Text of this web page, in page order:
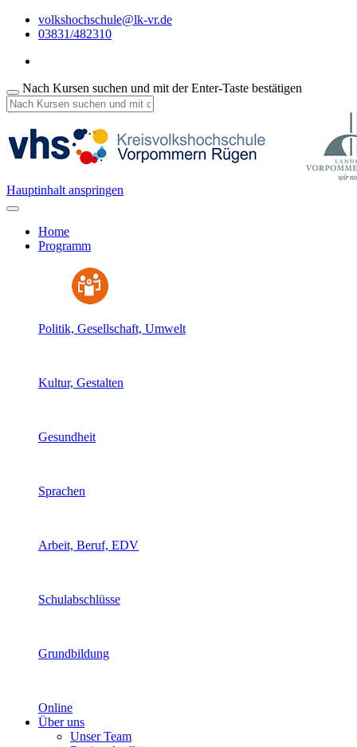
volkshochschule@lk-vr.de
03831/482310
Nach Kursen suchen und mit der Enter-Taste bestätigen
Hauptinhalt anspringen
Home
Programm
Politik, Gesellschaft, Umwelt
Kultur, Gestalten
Gesundheit
Sprachen
Arbeit, Beruf, EDV
Schulabschlüsse
Grundbildung
Online
Über uns
Unser Team